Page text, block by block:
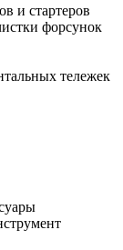
и стартеров
форсунок
тележек